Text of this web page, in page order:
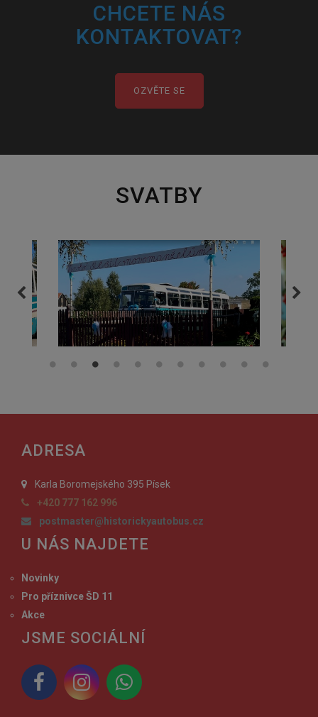
CHCETE NÁS
KONTAKTOVAT?
OZVĚTE SE
SVATBY
ADRESA
Karla Boromejského 395 Písek
+420 777 162 996
postmaster@historickyautobus.cz
U NÁS NAJDETE
Novinky
Pro příznivce ŠD 11
Akce
JSME SOCIÁLNÍ